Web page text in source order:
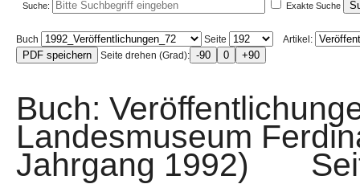
Suche: Exakte Suche
Buch Seite
Artikel:
Seite drehen (Grad):
Buch:
Landesmuseum
Jahrgang 1992)